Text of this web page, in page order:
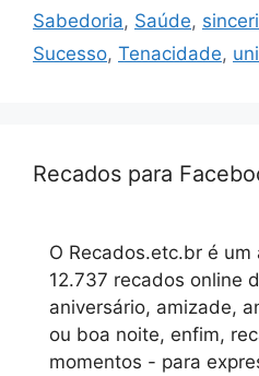
Sabedoria, Saúde,
Sucesso, Tenacidade,
Recados para
O Recados.etc.br é
12.737 recados online
aniversário, amizade,
ou boa noite, enfim,
momentos - para